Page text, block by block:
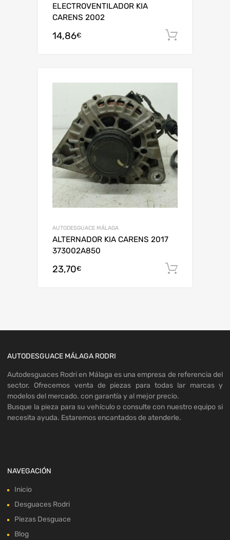
ELECTROVENTILADOR KIA
CARENS 2002
14,86€
AUTODESGUACE MÁLAGA
ALTERNADOR KIA CARENS 2017
373002A850
23,70€
AUTODESGUACE MÁLAGA RODRI
Autodesguaces Rodri en Málaga es una empresa de referencia del
sector. Ofrecemos venta de piezas para todas lar marcas y
modelos del mercado. con garantía y al mejor precio.
Busque la pieza para su vehículo o consulte con nuestro equipo si
necesita ayuda. Estaremos encantados de atenderle.
NAVEGACIÓN
Inicio
Desguaces Rodri
Piezas Desguace
Blog